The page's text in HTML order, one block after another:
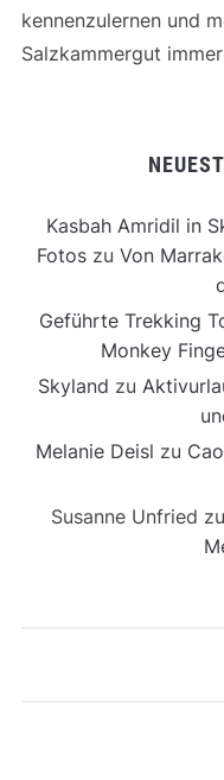
kennenzulernen und
Salzkammergut
Kasbah Amridil in
Fotoszu Von
Geführte Trekking
Monkey
Skyland zu
Melanie Deisl zu
Susanne Unfried zu